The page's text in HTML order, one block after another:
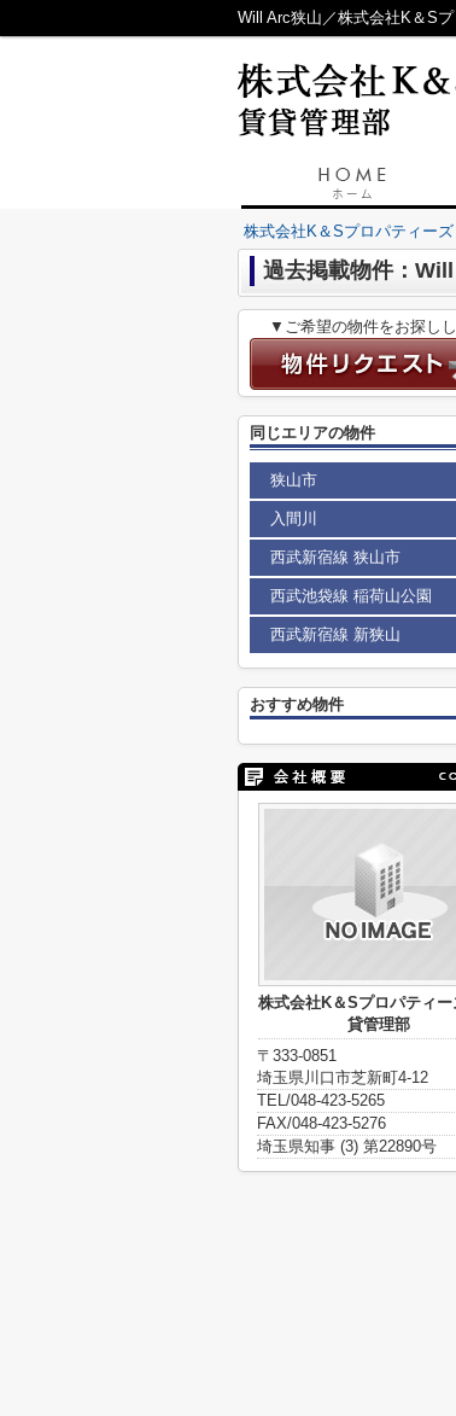
Will Arc狭山／株式会社K＆S
株式会社K＆Sプロパティー
過去掲載物件：
▼ご希望の物件をお探し
同じエリアの物件
狭山市
入間川
西武新宿線 狭山市
西武池袋線 稲荷山公園
西武新宿線 新狭山
おすすめ物件
株式会社K＆Sプロパティ
貸管理部
〒333-0851
埼玉県川口市芝新町4-12
TEL/048-423-5265
FAX/048-423-5276
埼玉県知事 (3) 第22890号